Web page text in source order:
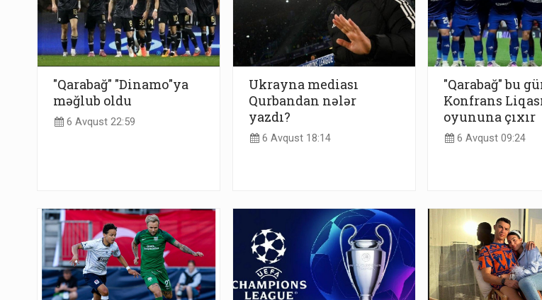
"Qarabağ" "Dinamo"ya
məğlub oldu
6 Avqust 22:59
Ukrayna mediası
Qurbandan nələr
yazdı?
6 Avqust 18:14
"Qarabağ" bu
Konfrans
oyununa çıxır
6 Avqust 09:24